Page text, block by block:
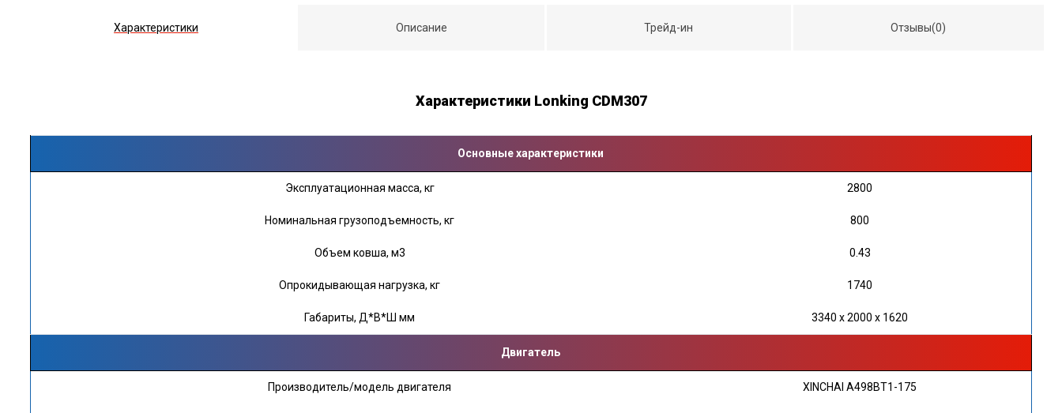
Характеристики Описание Трейд-ин Отзывы(0)
Характеристики Lonking CDM307
Основные характеристики
Эксплуатационная масса, кг 2800
Номинальная грузоподъемность, кг 800
Объем ковша, м3 0.43
Опрокидывающая нагрузка, кг 1740
Габариты, Д*В*Ш мм 3340 х 2000 х 1620
Двигатель
Производитель/модель двигателя XINCHAI A498BT1-175